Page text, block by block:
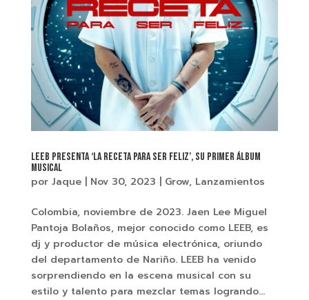
LEEB presenta ‘La receta para ser feliz’, su primer álbum
musical
por Jaque| Nov 30, 2023 Grow, Lanzamientos
Colombia, noviembre de 2023. Jaen Lee Miguel
Pantoja Bolaños, mejor conocido como LEEB, es
dj y productor de música electrónica, oriundo
del departamento de Nariño. LEEB ha venido
sorprendiendo en la escena musical con su
estilo y talento para mezclar temas logrando...